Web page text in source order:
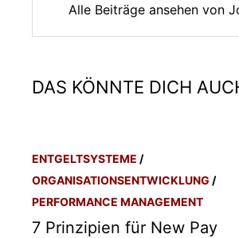
Alle Beiträge ansehen von
DAS KÖNNTE DICH
ENTGELTSYSTEME /
ORGANISATIONSENTWICKLUNG /
PERFORMANCE MANAGEMENT
7 Prinzipien für New Pay